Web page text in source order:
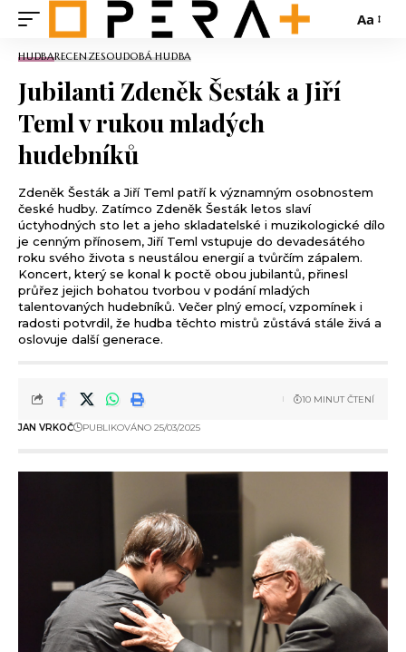
Aa
HUDBARECENZESOUDOBÁ HUDBA
Jubilanti Zdeněk Šesták a Jiří
Teml v rukou mladých
hudebníků
Zdeněk Šesták a Jiří Teml patří k významným osobnostem
české hudby. Zatímco Zdeněk Šesták letos slaví
úctyhodných sto let a jeho skladatelské i muzikologické dílo
je cenným přínosem, Jiří Teml vstupuje do devadesátého
roku svého života s neustálou energií a tvůrčím zápalem.
Koncert, který se konal k poctě obou jubilantů, přinesl
průřez jejich bohatou tvorbou v podání mladých
talentovaných hudebníků. Večer plný emocí, vzpomínek i
radosti potvrdil, že hudba těchto mistrů zůstává stále živá a
oslovuje další generace.
JAN VRKOČ PUBLIKOVÁNO 25/03/2025
10 MINUT ČTENÍ